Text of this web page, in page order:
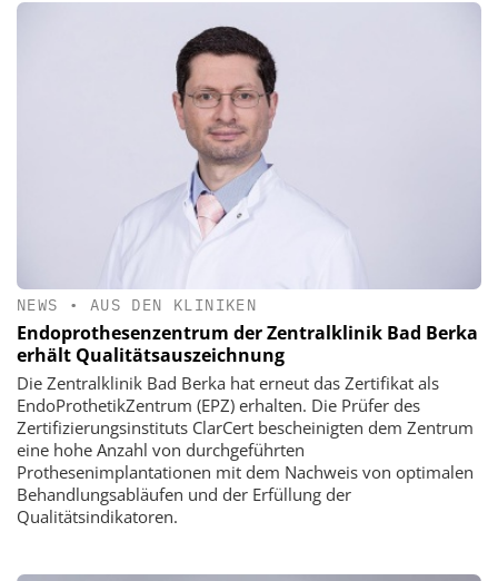
NEWS • AUS DEN KLINIKEN
Endoprothesenzentrum der Zentralklinik Bad Berka
erhält Qualitätsauszeichnung
Die Zentralklinik Bad Berka hat erneut das Zertifikat als
EndoProthetikZentrum (EPZ) erhalten. Die Prüfer des
Zertifizierungsinstituts ClarCert bescheinigten dem Zentrum
eine hohe Anzahl von durchgeführten
Prothesenimplantationen mit dem Nachweis von optimalen
Behandlungsabläufen und der Erfüllung der
Qualitätsindikatoren.